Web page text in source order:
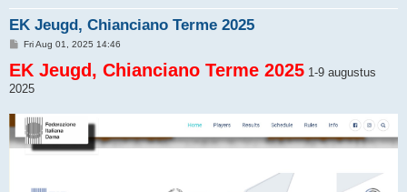
EK Jeugd, Chianciano Terme 2025
P
s
t
Fri Aug 01, 2025 14:46
EK Jeugd, Chianciano Terme 2025 1-9 augustus
2025